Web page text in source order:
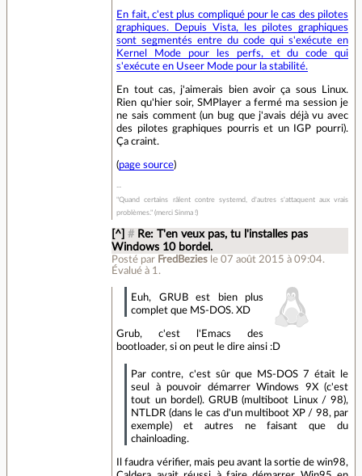
En fait, c'est plus compliqué pour le cas des pilotes
graphiques. Depuis Vista, les pilotes graphiques
sont segmentés entre du code qui s'exécute en
Kernel Mode pour les perfs, et du code qui
s'exécute en Useer Mode pour la stabilité.
En tout cas, j'aimerais bien avoir ça sous Linux.
Rien qu'hier soir, SMPlayer a fermé ma session je
ne sais comment (un bug que j'avais déjà vu avec
des pilotes graphiques pourris et un IGP pourri).
Ça craint.
(page source)
"Quand certains râlent contre systemd, d'autres s'attaquent aux vrais
problèmes." (merci Sinma !)
[^] # Re: T'en veux pas, tu l'installes pas
Windows 10 bordel.
Posté par FredBezies le 07 août 2015 à 09:04.
Évalué à 1.
Euh, GRUB est bien plus
complet que MS-DOS. XD
Grub, c'est l'Emacs des
bootloader, si on peut le dire ainsi :D
Par contre, c'est sûr que MS-DOS 7 était le
seul à pouvoir démarrer Windows 9X (c'est
tout un bordel). GRUB (multiboot Linux / 98),
NTLDR (dans le cas d'un multiboot XP / 98, par
exemple) et autres ne faisant que du
chainloading.
Il faudra vérifier, mais peu avant la sortie de win98,